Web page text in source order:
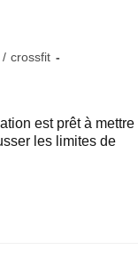
/ crossfit
est prêt à mettre
les limites de